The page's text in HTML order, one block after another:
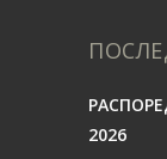
2026